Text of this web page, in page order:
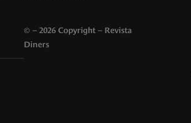
© – 2026 Copyright – Revista
Diners